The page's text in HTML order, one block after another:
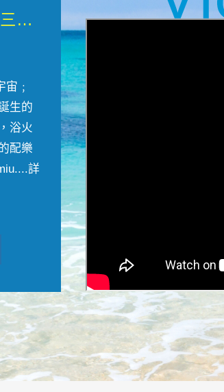
微觀墾丁三部曲 重生....
﹔
生的
浴火
配樂
詳